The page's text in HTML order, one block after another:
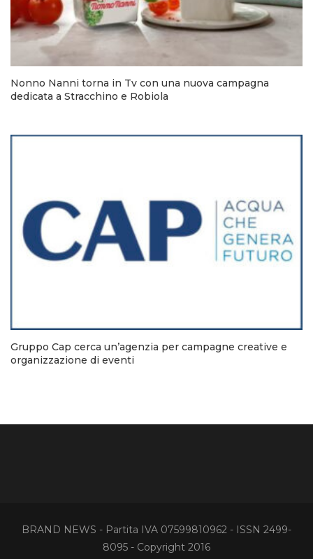
Nonno Nanni torna in Tv con una nuova campagna
dedicata a Stracchino e Robiola
Gruppo Cap cerca un’agenzia per campagne creative e
organizzazione di eventi
BRAND NEWS - Partita IVA 07599810962 - ISSN 2499-
8095 - Copyright 2016